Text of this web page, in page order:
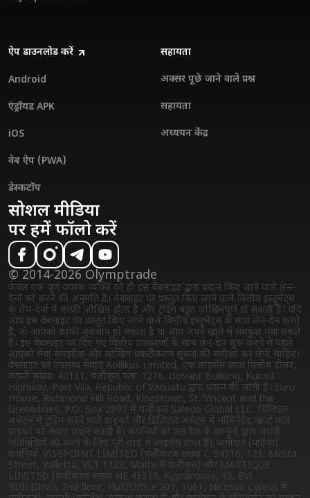
ऐप डाउनलोड करें
Android
एंड्रॉयड APK
iOS
वेब ऐप (PWA)
डेस्कटॉप
सहायता
अक्सर पूछे जाने वाले प्रश्न
सहायता
अध्ययन केंद्र
सोशल मीडिया
पर हमें फॉलो करें
© 2014-2026 Olymptrade
केवल एक पूर्ण वयस्क व्यक्ति को ही इस वेबसाइट द्वारा प्रदान किए जाने वाले लेन-
देनों को करने की अनुमति है। वेबसाइट पर प्रस्तुत किए जाने वाले वित्तीय इंस्ट्रुमेंट्स
के लेन-देनों में काफी जोखिम होता है और ट्रेडिंग बहुत जोखिमपूर्ण हो सकती है। यदि
आप इस वेबसाइट पर प्रस्तुत किए जाने वाले वित्तीय इंस्ट्रुमेंट्स के साथ लेन-देन करते
हैं, तो आपको काफी नुकसान हो सकता है या आप अपने खाते से सबकुछ गंवा सकते
हैं। इस वेबसाइट पर दिए गए वित्तीय उपकरणों के साथ लेन-देन शुरू करने से पहले
आपको सेवा समझौता और जोखिम प्रकटीकरण सूचना की समीक्षा कर लेनी चाहिए।
वेबसाइट पर उपलब्ध सेवाएं Aollikus Limited, एक लाइसेंस प्राप्त वित्तीय डीलर,
कंपनी संख्या: 40131, पंजीकृत पता: 1276, Govant Building, Kumul
Highway, Port Vila, Republic of Vanuatu द्वारा प्रदान की जाती हैं। Euro
House, Richmond Hill Road, Kingstown, St. Vincent and the
Grenadines, P.O. Box 2897 में पंजीकृत Saledo Global LLC, डिजिटल
असेट्स में ट्रेडिंग करने वाले ग्राहकों और डिजिटल असेट्स में नॉमिनेटेड खातों वाले
ग्राहकों को सेवाएं प्रदान करती है। कंपनियों को उस देश के कानूनों द्वारा अपनी
गतिविधियों को करने के लिए पूरी तरह से लाइसेंस प्राप्त हैं। भागीदार (पार्टनर)
कंपनियाँ: VISEPOINT LIMITED (पंजीकरण संख्या C 94716, 123, Melita
Street, Valletta, VLT 1123, Malta में पंजीकृत) और MARTIQUE
LIMITED (पंजीकरण संख्या HE 43318, Kypranoros, 13, EVI
BUILDING, 2nd floor, Flat/Office 201, 1061, Nicosia, Cyprus में